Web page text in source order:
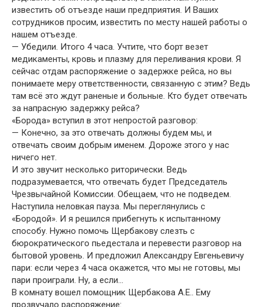
известить об отъезде наши предприятия. И Ваших
сотрудников просим, известить по месту нашей работы о
нашем отъезде.
— Убедили. Итого 4 часа. Учтите, что борт везет
медикаменты, кровь и плазму для переливания крови. Я
сейчас отдам распоряжение о задержке рейса, но вы
понимаете меру ответственности, связанную с этим? Ведь
там всё это ждут раненые и больные. Кто будет отвечать
за напрасную задержку рейса?
«Борода» вступил в этот непростой разговор:
— Конечно, за это отвечать должны будем мы, и
отвечать своим добрым именем. Дороже этого у нас
ничего нет.
И это звучит несколько риторически. Ведь
подразумевается, что отвечать будет Председатель
Чрезвычайной Комиссии. Обещаем, что не подведем.
Наступила неловкая пауза. Мы переглянулись с
«Бородой». И я решился прибегнуть к испытанному
способу. Нужно помочь Щербакову слезть с
бюрократического пьедестала и перевести разговор на
бытовой уровень. И предложил Александру Евгеньевичу
пари: если через 4 часа окажется, что мы не готовы, мы
пари проиграли. Ну, а если…
В комнату вошел помощник Щербакова А.Е.. Ему
прозвучало распоряжение: